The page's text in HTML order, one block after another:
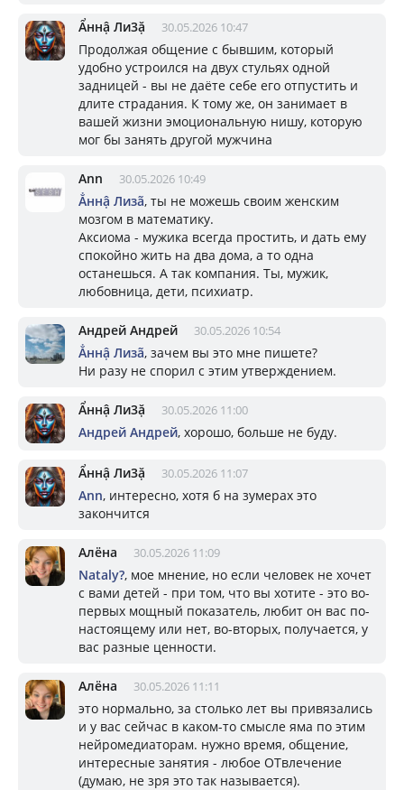
Ẩннậ Ли3ặ 30.05.2026 10:47
Продолжая общение с бывшим, который
удобно устроился на двух стульях одной
задницей - вы не даёте себе его отпустить и
длите страдания. К тому же, он занимает в
вашей жизни эмоциональную нишу, которую
мог бы занять другой мужчина
Ann 30.05.2026 10:49
Ẳннậ Лизã, ты не можешь своим женским
мозгом в математику.
Аксиома - мужика всегда простить, и дать ему
спокойно жить на два дома, а то одна
останешься. А так компания. Ты, мужик,
любовница, дети, психиатр.
Андрей Андрей 30.05.2026 10:54
Ẳннậ Лизã, зачем вы это мне пишете?
Ни разу не спорил с этим утверждением.
Ẩннậ Ли3ặ 30.05.2026 11:00
Андрей Андрей, хорошо, больше не буду.
Ẩннậ Ли3ặ 30.05.2026 11:07
Ann, интересно, хотя б на зумерах это
закончится
Алёна 30.05.2026 11:09
Nataly?, мое мнение, но если человек не хочет
с вами детей - при том, что вы хотите - это во-
первых мощный показатель, любит он вас по-
настоящему или нет, во-вторых, получается, у
вас разные ценности.
Алёна 30.05.2026 11:11
это нормально, за столько лет вы привязались
и у вас сейчас в каком-то смысле яма по этим
нейромедиаторам. нужно время, общение,
интересные занятия - любое ОТвлечение
(думаю, не зря это так называется).